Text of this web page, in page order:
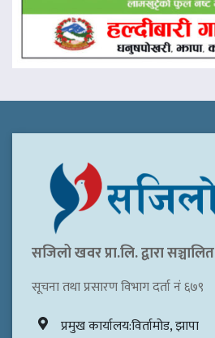
सजिलो खवर प्रा.लि. द्वारा सञ्चालित
सूचना तथा प्रसारण विभाग दर्ता नं ६७९
प्रमुख कार्यालय:विर्तामोड, झापा